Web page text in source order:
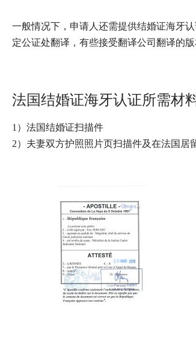
一般情况下，申请人还需提供结婚证海牙
定公证处翻译，有些接受翻译公司翻译的
法国结婚证海牙认证所需材
1）法国结婚证扫描件
2）夫妻双方护照照片页扫描件及在法国居